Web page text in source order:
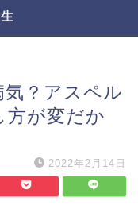
？アスペル
方が変だか
2022年2月14日